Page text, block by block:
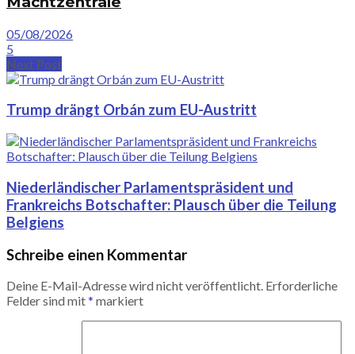
05/08/2026
5
Next Post
Trump drängt Orbán zum EU-Austritt
Niederländischer Parlamentspräsident und
Frankreichs Botschafter: Plausch über die Teilung
Belgiens
Schreibe einen Kommentar
Deine E-Mail-Adresse wird nicht veröffentlicht. Erforderliche
Felder sind mit* markiert